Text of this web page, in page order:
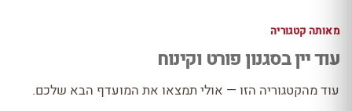
מאותה קטגוריה
עוד יין בסגנון פורט וקינוח
עוד מהקטגוריה הזו — אולי תמצאו את המועדף הבא שלכם.